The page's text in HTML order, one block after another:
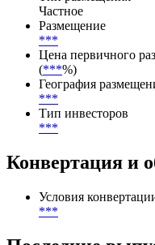
Способ размещения
Закрытая подписка
Тип размещения
Частное
Размещение
***
Цена первичного
(***
Тип инвесторов
Конвертация и